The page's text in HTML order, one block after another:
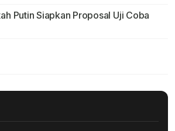
Putin Siapkan Proposal Uji Coba